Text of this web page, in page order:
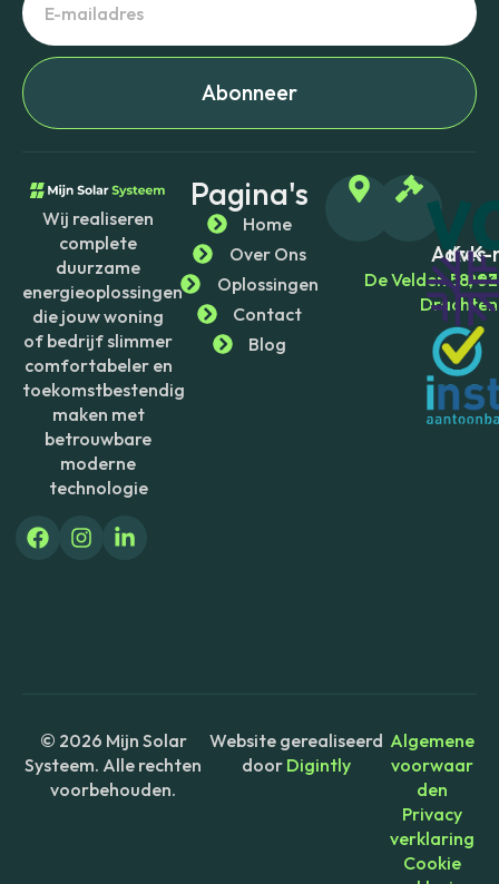
Abonneer
Wij realiseren
complete
duurzame
energieoplossingen
die jouw woning
of bedrijf slimmer
comfortabeler en
toekomstbestendig
maken met
betrouwbare
moderne
technologie
Pagina's
Home
Over Ons
Oplossingen
Contact
Blog
Adres
De Velden 58,
Drachten
KvK-
© 2026 Mijn Solar
Systeem. Alle rechten
voorbehouden.
Website gerealiseerd
door Digintly
Algemene
voorwaar
den
Privacy
verklaring
Cookie